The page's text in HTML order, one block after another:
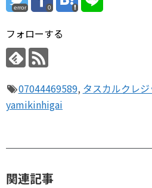
error 0
フォローする
07044469589, タスカルクレジ
yamikinhigai
関連記事